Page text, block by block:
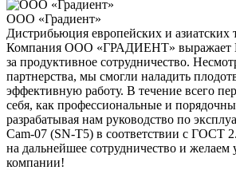
ООО «Градиент»
Дистрибьюция европейских и азиатских
Компания ООО «ГРАДИЕНТ» выражает
за продуктивное сотрудничество.
партнерства, мы смогли наладить
эффективную работу. В течение всего
себя, как профессиональные и
разрабатывая нам руководство по
Cam-07 (SN-T5) в соответствии с ГОСТ
на дальнейшее сотрудничество и желаем
компании!